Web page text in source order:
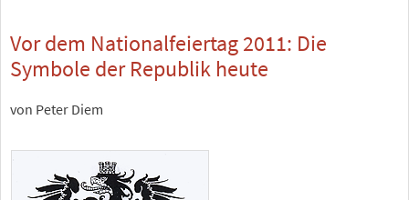
Vor dem Nationalfeiertag 2011: Die
Symbole der Republik heute
von Peter Diem